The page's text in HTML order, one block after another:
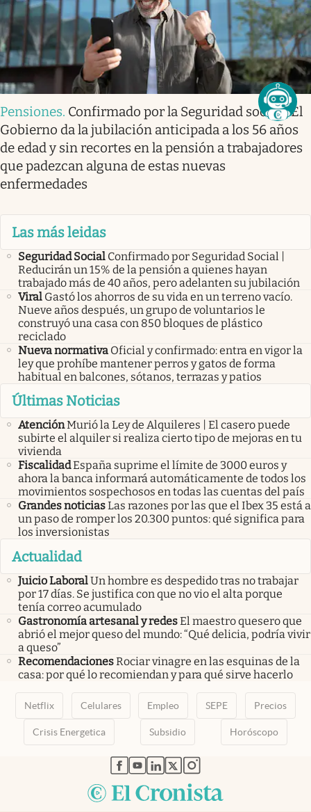
Pensiones. Confirmado por la Seguridad social | El
Gobierno da la jubilación anticipada a los 56 años
de edad y sin recortes en la pensión a trabajadores
que padezcan alguna de estas nuevas
enfermedades
Las más leidas
Seguridad Social Confirmado por Seguridad Social |
Reducirán un 15% de la pensión a quienes hayan
trabajado más de 40 años, pero adelanten su jubilación
Viral Gastó los ahorros de su vida en un terreno vacío.
Nueve años después, un grupo de voluntarios le
construyó una casa con 850 bloques de plástico
reciclado
Nueva normativa Oficial y confirmado: entra en vigor la
ley que prohíbe mantener perros y gatos de forma
habitual en balcones, sótanos, terrazas y patios
Últimas Noticias
AtenciónMurió la Ley de Alquileres | El casero puede
subirte el alquiler si realiza cierto tipo de mejoras en tu
vivienda
FiscalidadEspaña suprime el límite de 3000 euros y
ahora la banca informará automáticamente de todos los
movimientos sospechosos en todas las cuentas del país
Grandes noticiasLas razones por las que el Ibex 35 está a
un paso de romper los 20.300 puntos: qué significa para
los inversionistas
Actualidad
Juicio LaboralUn hombre es despedido tras no trabajar
por 17 días. Se justifica con que no vio el alta porque
tenía correo acumulado
Gastronomía artesanal y redesEl maestro quesero que
abrió el mejor queso del mundo: “Qué delicia, podría vivir
a queso”
RecomendacionesRociar vinagre en las esquinas de la
casa: por qué lo recomiendan y para qué sirve hacerlo
Netflix Celulares Empleo SEPE Precios
Crisis Energetica Subsidio Horóscopo
abre en nueva pestaña
abre en nueva pestaña
abre en nueva pestaña
abre en nueva pestaña
abre en nueva pestaña